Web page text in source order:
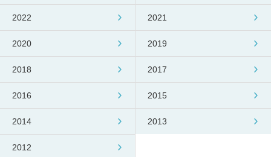
2022 2021
2020 2019
2018 2017
2016 2015
2014 2013
2012